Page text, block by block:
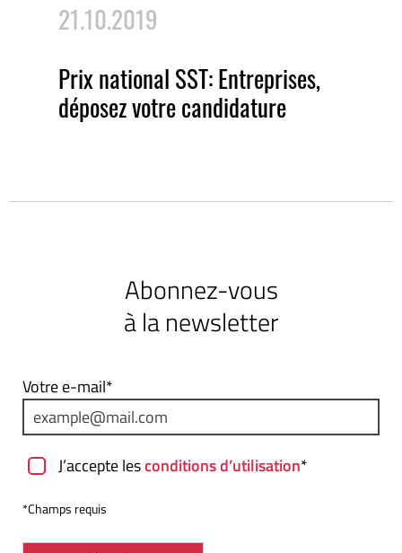
21.10.2019
Prix national SST: Entreprises,
déposez votre candidature
Abonnez-vous
à la newsletter
Votre e-mail*
J’accepte lesconditions d’utilisation*
*Champs requis